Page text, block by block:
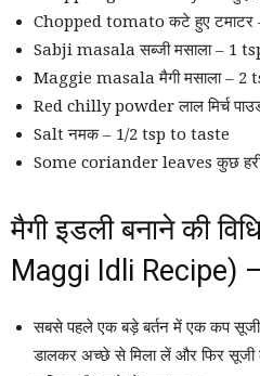
Chopped tomato कटे हुए टमाटर
Sabji masala सब्जी मसाला – 1
Maggie masala मैगी मसाला – 2
Red chilly powder लाल मिर्च
Salt नमक – 1/2 tsp to taste
Some coriander leaves कुछ हरी
मैगी इडली बनाने की
Maggi Idli Recipe) –
सबसे पहले एक बड़े बर्तन में एक कप
डालकर अच्छे से मिला लें और फिर